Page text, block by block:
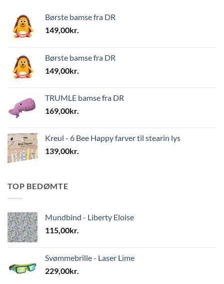
Børste bamse fra DR
149,00kr.
Børste bamse fra DR
149,00kr.
TRUMLE bamse fra DR
169,00kr.
Kreul - 6 Bee Happy farver til stearin lys
139,00kr.
TOP BEDØMTE
Mundbind - Liberty Eloise
115,00kr.
Svømmebrille - Laser Lime
229,00kr.